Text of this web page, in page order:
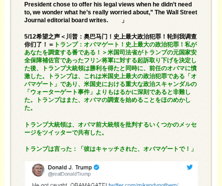
President chose to offer his legal views when he didn’t need
to, we wonder what he’s really worried about,” The Wall Street
Journal editorial board writes. 」
5/12希望之声＜川普：奥巴马门！史上最大政治犯罪！轮到我调查
你们了！＝ トランプ：オバマゲート！史上最大の政治犯罪！私が
あなたを調査する番である！＞米国司法省がトランプの元国家安
全保障補佐官であったフリン将軍に対する起訴取り下げを決定し
た後、トランプ大統領は勝利を得たと同時に、前任のオバマに憤
激した。トランプは、これは米国史上最大の政治犯罪である「オ
バマゲート」であり、米国史における重大な政治スキャンダルの
「ウォーターゲート事件」よりもはるかに深刻であると非難し
た。トランプはまた、オバマの調査を始めることをほのめかし
た。
トランプ大統領は、オバマ前大統領を批判するいくつかのメッセ
ージをツイッターで共有した。
トランプは言った：「彼はキャッチされた、オバマゲートで！」